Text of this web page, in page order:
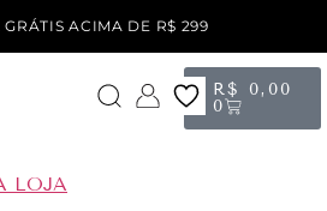
GRÁTIS ACIMA DE R$ 299
R$
0,00
0
LOJA